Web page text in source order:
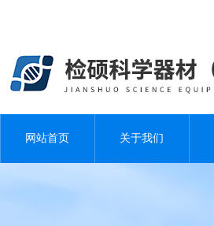
网站首页 关于我们